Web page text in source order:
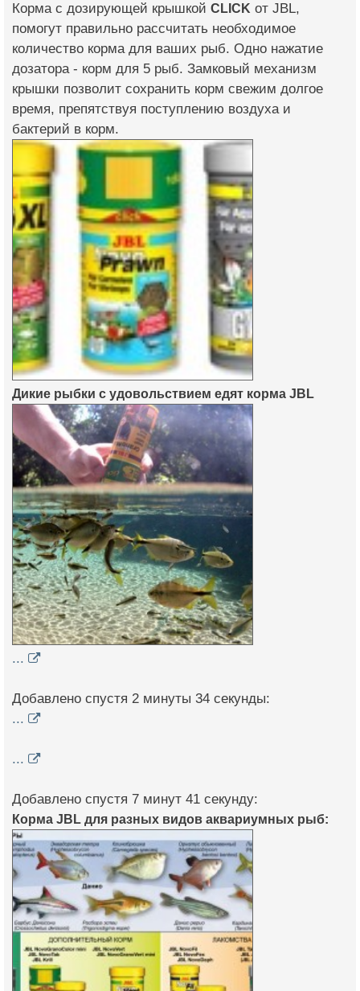
Корма с дозирующей крышкой CLICK от JBL,
помогут правильно рассчитать необходимое
количество корма для ваших рыб. Одно нажатие
дозатора - корм для 5 рыб. Замковый механизм
крышки позволит сохранить корм свежим долгое
время, препятствуя поступлению воздуха и
бактерий в корм.
Дикие рыбки с удовольствием едят корма JBL
...
Добавлено спустя 2 минуты 34 секунды:
...
...
Добавлено спустя 7 минут 41 секунду:
Корма JBL для разных видов аквариумных рыб: